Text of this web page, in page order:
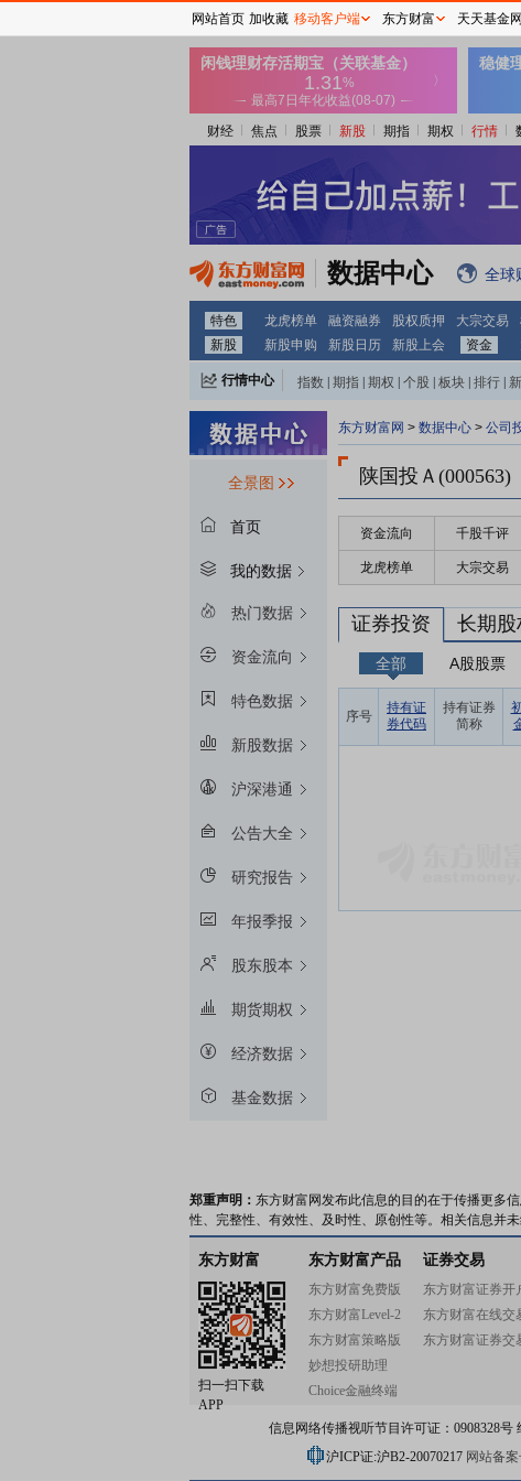
财经 焦点 股票 新股 期指 期权 行情
数据中心 全球
特色 龙虎榜单 融资融券 股权质押 大宗交易
新股
新股申购 新股日历 新股上会 资金
行情中心 指数 期指 期权 个股 板块 排行
全景图
首页
我的数据
热门数据
资金流向
特色数据
新股数据
沪深港通
公告大全
研究报告
年报季报
股东股本
期货期权
经济数据
基金数据
东方财富网 > 数据中心 > 公司
陕国投Ａ(000563)
资金流向 千股千评
龙虎榜单 大宗交易
证券投资 长期股
全部 A股股票
序号
持有证
券代码
持有证券
简称
郑重声明： 东方财富网发布此信息的目的在于传播更多
性、完整性、有效性、及时性、原创性等。相关信息并
东方财富
扫一扫下载
APP
东方财富产品
东方财富免费版
东方财富Level-2
东方财富策略版
妙想投研助理
Choice金融终端
证券交易
东方财富证券开
东方财富在线交
东方财富证券交
信息网络传播视听节目许可证：0908328号
沪ICP证:沪B2-20070217 网站备
网站首页 加收藏 移动客户端 东方财富 天天基金网